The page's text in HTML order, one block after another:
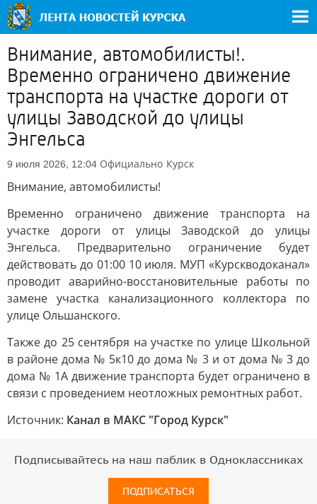
Внимание, автомобилисты!.
Временно ограничено движение
транспорта на участке дороги от
улицы Заводской до улицы
Энгельса
9 июля 2026, 12:04 Официально Курск
Внимание, автомобилисты!
Временно ограничено движение транспорта на
участке дороги от улицы Заводской до улицы
Энгельса. Предварительно ограничение будет
действовать до 01:00 10 июля. МУП «Курскводоканал»
проводит аварийно-восстановительные работы по
замене участка канализационного коллектора по
улице Ольшанского.
Также до 25 сентября на участке по улице Школьной
в районе дома № 5к10 до дома № 3 и от дома № 3 до
дома № 1А движение транспорта будет ограничено в
связи с проведением неотложных ремонтных работ.
Источник: Канал в МАКС "Город Курск"
Подписывайтесь на наш паблик в Одноклассниках
ПОДПИСАТЬСЯ